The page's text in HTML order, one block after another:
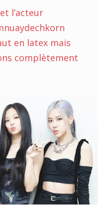
l’acteur
en latex mais
complètement